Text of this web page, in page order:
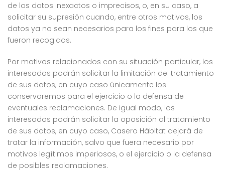
de los datos inexactos o imprecisos, o, en su caso, a
solicitar su supresión cuando, entre otros motivos, los
datos ya no sean necesarios para los fines para los que
fueron recogidos.
Por motivos relacionados con su situación particular, los
interesados podrán solicitar la limitación del tratamiento
de sus datos, en cuyo caso únicamente los
conservaremos para el ejercicio o la defensa de
eventuales reclamaciones. De igual modo, los
interesados podrán solicitar la oposición al tratamiento
de sus datos, en cuyo caso, Casero Hàbitat dejará de
tratar la información, salvo que fuera necesario por
motivos legítimos imperiosos, o el ejercicio o la defensa
de posibles reclamaciones.